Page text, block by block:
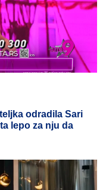
odradila Sari
lepo za nju da